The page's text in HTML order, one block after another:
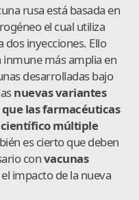
rusa está basada en
el cual utiliza
inyecciones. Ello
inmune más amplia en
desarrolladas bajo
nuevas variantes
las farmacéuticas
múltiple
es cierto que deben
convacunas
impacto de la nueva